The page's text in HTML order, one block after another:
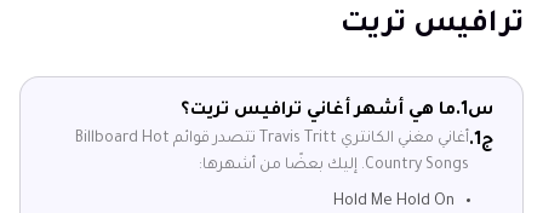
ترافيس تريت
س1.
ما هي أشهر أغاني ترافيس تريت؟
ج1.
أغاني مغني الكانتري Travis Tritt تتصدر قوائم Billboard Hot
Country Songs. إليك بعضًا من أشهرها:
Hold Me Hold On